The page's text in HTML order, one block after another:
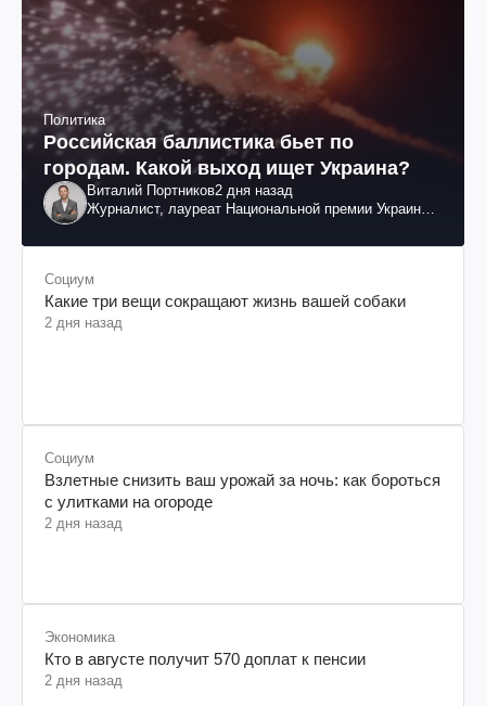
Политика
Российская баллистика бьет по
городам. Какой выход ищет Украина?
Виталий Портников2 дня назад
Журналист, лауреат Национальной премии Украины
Социум
Какие три вещи сокращают жизнь вашей собаки
2 дня назад
Социум
Взлетные снизить ваш урожай за ночь: как бороться
с улитками на огороде
2 дня назад
Экономика
Кто в августе получит 570 доплат к пенсии
2 дня назад